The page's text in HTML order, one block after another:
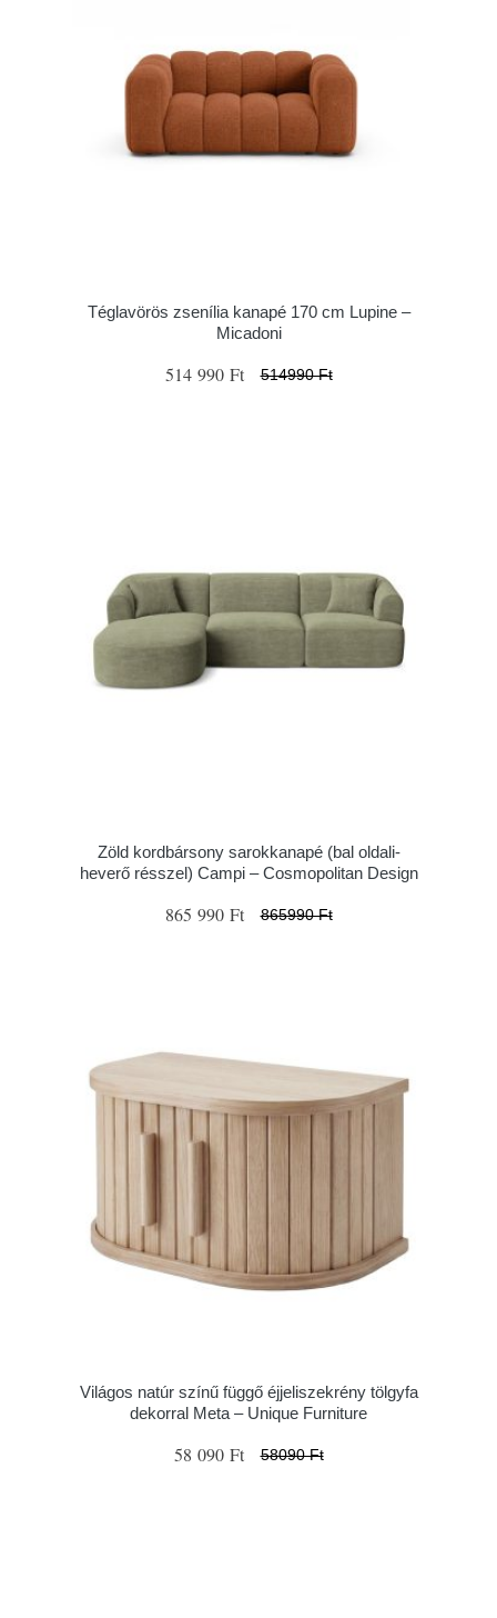
Téglavörös zsenília kanapé 170 cm Lupine –
Micadoni
514 990 Ft 514990 Ft
Zöld kordbársony sarokkanapé (bal oldali-
heverő résszel) Campi – Cosmopolitan Design
865 990 Ft 865990 Ft
Világos natúr színű függő éjjeliszekrény tölgyfa
dekorral Meta – Unique Furniture
58 090 Ft 58090 Ft